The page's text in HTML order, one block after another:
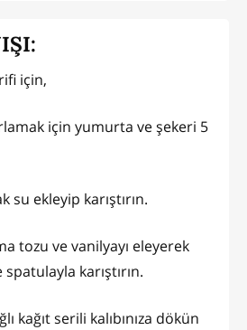
için,
için yumurta ve şekeri 5
su ekleyip karıştırın.
tozu ve vanilyayı eleyerek
spatulayla karıştırın.
kağıt serili kalıbınıza dökün